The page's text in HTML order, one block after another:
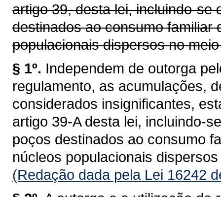
artigo 39, desta lei, incluindo-se
destinados ao consumo familiar
populacionais dispersos no
§ 1º. Independem de outorga
regulamento, as acumulações,
considerados insignificantes,
artigo 39-A desta lei, incluindo-
poços destinados ao consumo
núcleos populacionais
(Redação dada pela Lei 16242